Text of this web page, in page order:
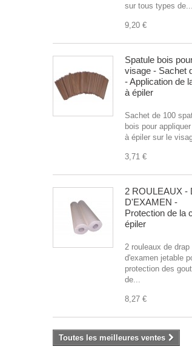
sur tous types de...
9,20 €
Spatule bois
visage - Sachet
- Application de
à épiler
Sachet de 100
bois pour
à épiler sur le
3,71 €
2 ROULEAUX -
D'EXAMEN -
Protection de la
épiler
2 rouleaux de drap
d'examen jetable
protection des
de...
8,27 €
Toutes les meilleures ventes